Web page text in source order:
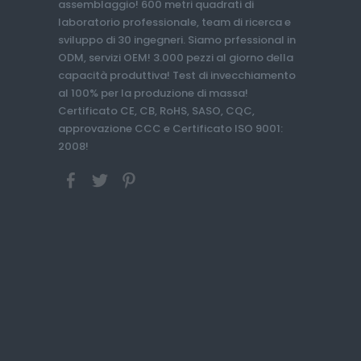
assemblaggio! 600 metri quadrati di
laboratorio professionale, team di ricerca e
sviluppo di 30 ingegneri. Siamo prfessional in
ODM, servizi OEM! 3.000 pezzi al giorno della
capacità produttiva! Test di invecchiamento
al 100% per la produzione di massa!
Certificato CE, CB, RoHS, SASO, CQC,
approvazione CCC e Certificato ISO 9001:
2008!